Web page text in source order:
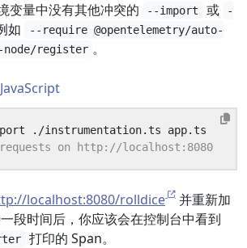
变量中没有其他冲突的 --import 或
-
如
--require @opentelemetry/auto-
node/register 。
JavaScript
localhost:8080/rolldice
并重新加
段时间后，你应该会在控制台中看到
打印的 Span。